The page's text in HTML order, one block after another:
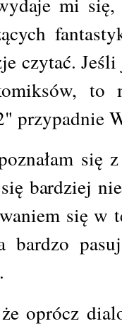
czytać.
to
przypadnie
się
bardziej
się w
bardzo
oprócz